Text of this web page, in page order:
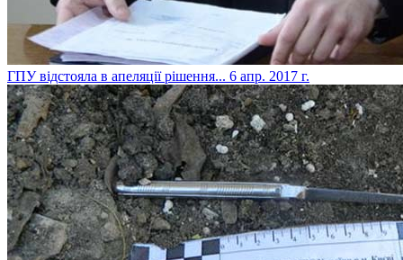
​ГПУ відстояла в апеляції рішення... 6 апр. 2017 г.